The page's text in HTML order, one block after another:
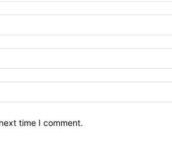
time I comment.